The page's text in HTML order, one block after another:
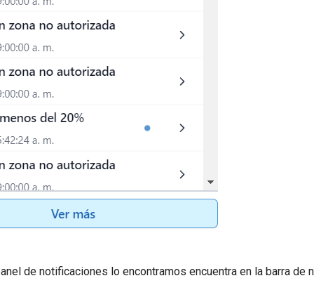
de notificaciones lo encontramos encuentra en la barra de